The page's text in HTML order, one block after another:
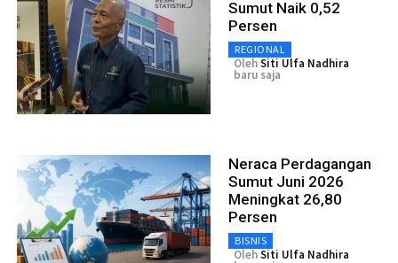
Sumut Naik 0,52
Persen
REGIONAL
OlehSiti Ulfa Nadhira
baru saja
Neraca Perdagangan
Sumut Juni 2026
Meningkat 26,80
Persen
BISNIS
OlehSiti Ulfa Nadhira